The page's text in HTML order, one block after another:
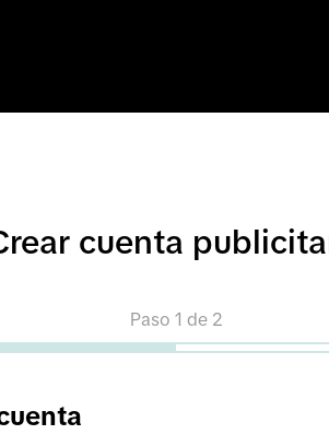
cuenta
Paso 1 de 2